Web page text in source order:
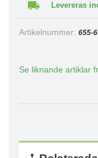
Levereras
Artikelnummer: 655-
Se liknande artiklar